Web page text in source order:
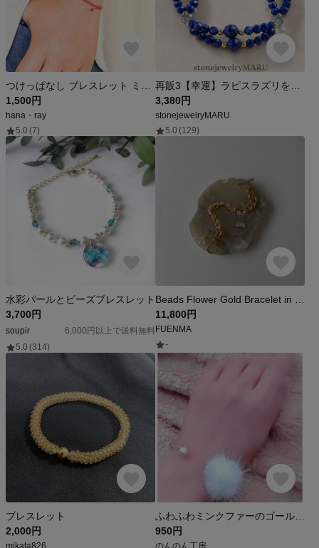
1,500円
hana・ray
5.0 (7)
3,380円
stonejewelryMARU
5.0 (129)
水彩パールとビーズブレスレット
3,700円
soupir
6,000円以上で送料無料
5.0 (314)
11,800円
FUENMA
-
ブレスレット
2,000円
mikata826
950円
のんのん工房